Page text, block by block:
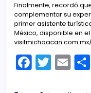
Finalmente, recordó
complementar su
primer asistente
México, disponible en
visitmichoacan.com.mx/
F
a
T
w
E
m